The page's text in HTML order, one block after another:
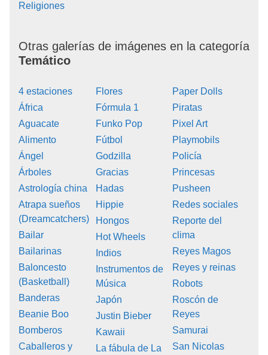
Religiones
Otras galerías de imágenes en la categoría
Temático
4 estaciones
África
Aguacate
Alimento
Ángel
Árboles
Astrología china
Atrapa sueños
(Dreamcatchers)
Bailar
Bailarinas
Baloncesto
(Basketball)
Banderas
Beanie Boo
Bomberos
Caballeros y
Flores
Fórmula 1
Funko Pop
Fútbol
Godzilla
Gracias
Hadas
Hippie
Hongos
Hot Wheels
Indios
Instrumentos de
Música
Japón
Justin Bieber
Kawaii
La fábula de La
Paper Dolls
Piratas
Pixel Art
Playmobils
Policía
Princesas
Pusheen
Redes sociales
Reporte del
clima
Reyes Magos
Reyes y reinas
Robots
Roscón de
Reyes
Samurai
San Nicolas